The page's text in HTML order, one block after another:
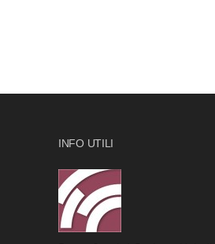
INFO UTILI